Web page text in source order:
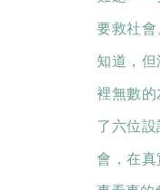
要救社會
知道，
裡無數
了六位
會，在真